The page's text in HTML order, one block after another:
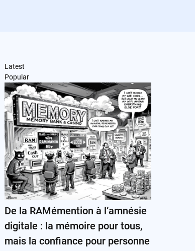
Latest
Popular
De la RAMémention à l’amnésie
digitale : la mémoire pour tous,
mais la confiance pour personne